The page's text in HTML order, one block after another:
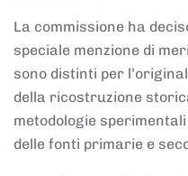
La commissione ha
speciale menzione di
sono distinti per
della ricostruzione
metodologie
delle fonti primarie e